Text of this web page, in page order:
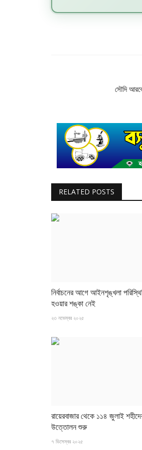
সৌদি
RELATED POSTS
নির্বাচনের আগে আইনশৃঙ্খলা
হওয়ার শঙ্কা নেই
২৩ নভেম্বর ২০২৫
রায়েরবাজার থেকে ১১৪ জুলাই
উত্তোলন শুরু
৭ ডিসেম্বর ২০২৫